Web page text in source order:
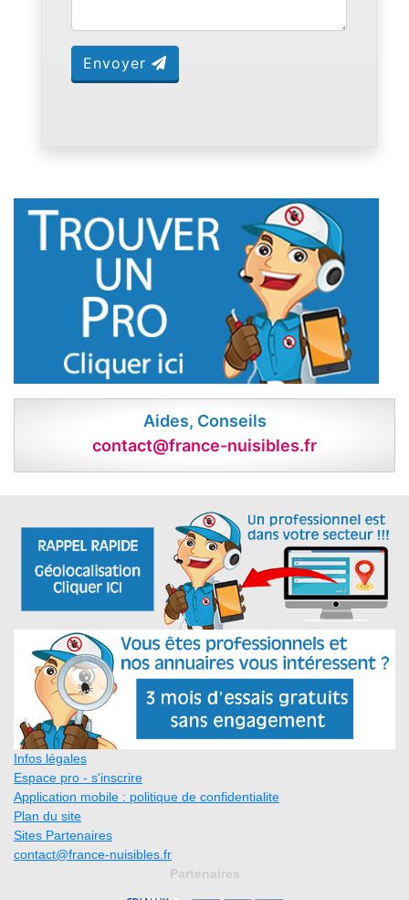
Envoyer
Aides, Conseils
contact@france-nuisibles.fr
Infos légales
Espace pro - s'inscrire
Application mobile : politique de confidentialite
Plan du site
Sites Partenaires
contact@france-nuisibles.fr
Partenaires